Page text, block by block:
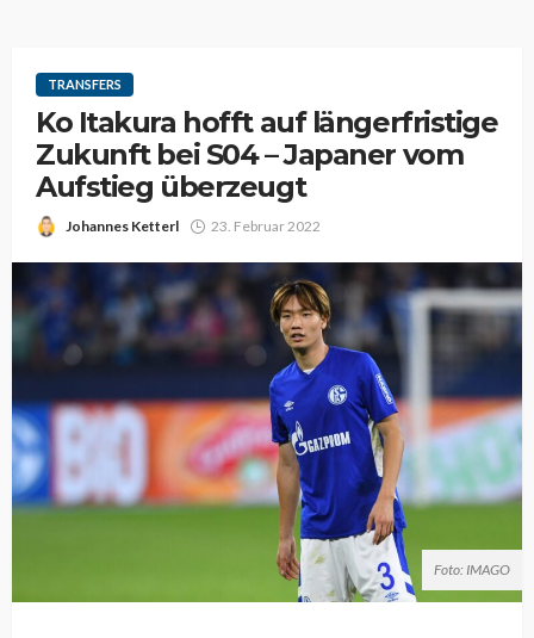
TRANSFERS
Ko Itakura hofft auf längerfristige
Zukunft bei S04 – Japaner vom
Aufstieg überzeugt
Johannes Ketterl 23. Februar 2022
Foto: IMAGO